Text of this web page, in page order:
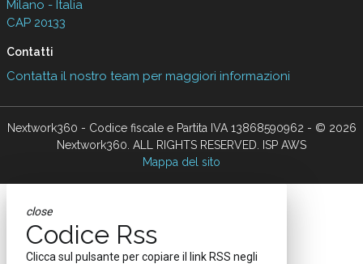
Milano - Italia
CAP 20133
Contatti
Contatta il nostro team per maggiori informazioni
Nextwork360 - Codice fiscale e Partita IVA 13868590962 - © 2026
Nextwork360. ALL RIGHTS RESERVED. ISP AWS
Mappa del sito
close
Codice Rss
Clicca sul pulsante per copiare il link RSS negli